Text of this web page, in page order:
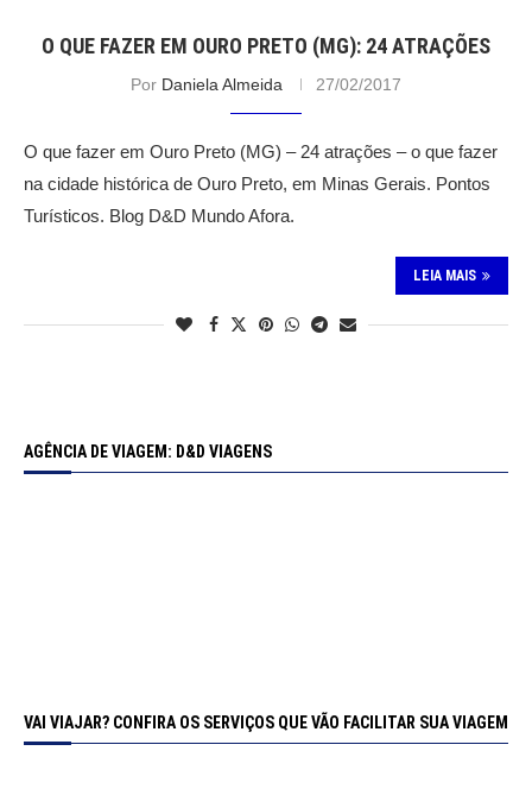
O QUE FAZER EM OURO PRETO (MG): 24 ATRAÇÕES
Por Daniela Almeida 27/02/2017
O que fazer em Ouro Preto (MG) – 24 atrações – o que fazer
na cidade histórica de Ouro Preto, em Minas Gerais. Pontos
Turísticos. Blog D&D Mundo Afora.
LEIA MAIS
AGÊNCIA DE VIAGEM: D&D VIAGENS
VAI VIAJAR? CONFIRA OS SERVIÇOS QUE VÃO FACILITAR SUA VIAGEM